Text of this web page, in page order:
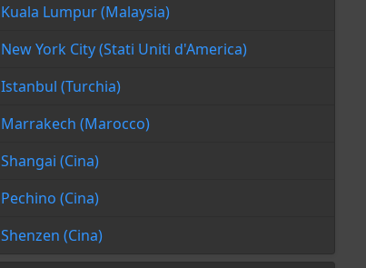
Kuala Lumpur (Malaysia)
New York City (Stati Uniti d'America)
Istanbul (Turchia)
Marrakech (Marocco)
Shangai (Cina)
Pechino (Cina)
Shenzen (Cina)